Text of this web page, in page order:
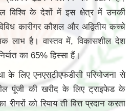
विश्वि के देशों में इस क्षेत्र में उनकी
कारीगर कौशल और अद्वितीय कच्चे
लाभ है। वास्तव में, विकासशील देश
का 65% हिस्सा हैं।
के लिए एनएसटीएफडीसी परियोजना से
पूंजी की खरीद के लिए ट्राइफेड के
को रियाय ती वित्त प्रदान करता